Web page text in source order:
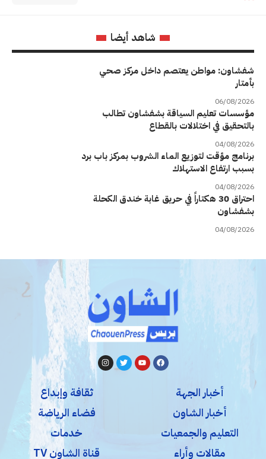
شاهد أيضا
شفشاون: مواطن يعتصم داخل مركز صحي
بأمتار
06/08/2026
مؤسسات تعليم السياقة بشفشاون تطالب
بالتحقيق في اختلالات بالقطاع
04/08/2026
برنامج مؤقت لتوزيع الماء الشروب بمركز باب برد
بسبب ارتفاع الاستهلاك
04/08/2026
احتراق 30 هكتاراً في حريق غابة خندق الكحلة
بشفشاون
04/08/2026
أخبار الجهة
أخبار الشاون
التعليم والجمعيات
مقالات وأراء
ثقافة وإبداع
فضاء الرياضة
خدمات
قناة الشاون TV